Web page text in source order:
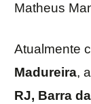
Matheus
Atualmente
Madureira,
RJ, Barra